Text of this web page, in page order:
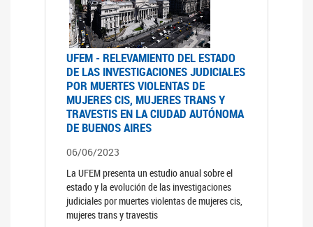
UFEM - RELEVAMIENTO DEL ESTADO
DE LAS INVESTIGACIONES JUDICIALES
POR MUERTES VIOLENTAS DE
MUJERES CIS, MUJERES TRANS Y
TRAVESTIS EN LA CIUDAD AUTÓNOMA
DE BUENOS AIRES
06/06/2023
La UFEM presenta un estudio anual sobre el
estado y la evolución de las investigaciones
judiciales por muertes violentas de mujeres cis,
mujeres trans y travestis